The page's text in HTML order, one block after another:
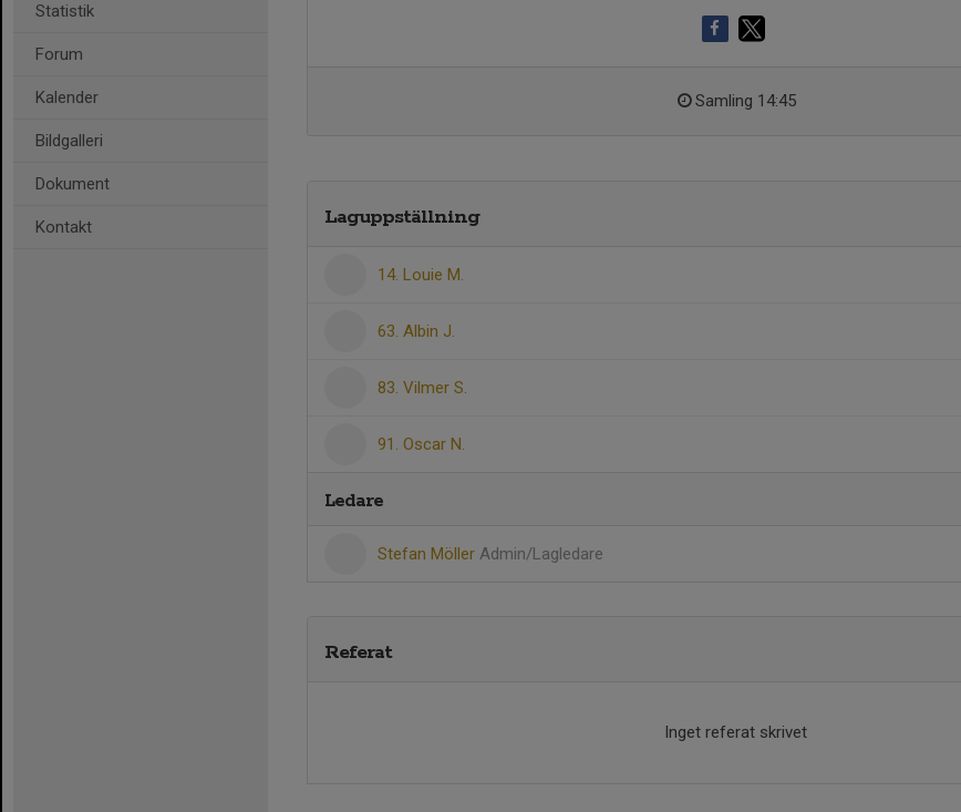
Statistik
Forum
Kalender
Bildgalleri
Dokument
Kontakt
Samling 14:45
Laguppställning
14. Louie M.
63. Albin J.
83. Vilmer S.
91. Oscar N.
Ledare
Stefan Möller Admin/Lagledare
Referat
Inget referat skrivet